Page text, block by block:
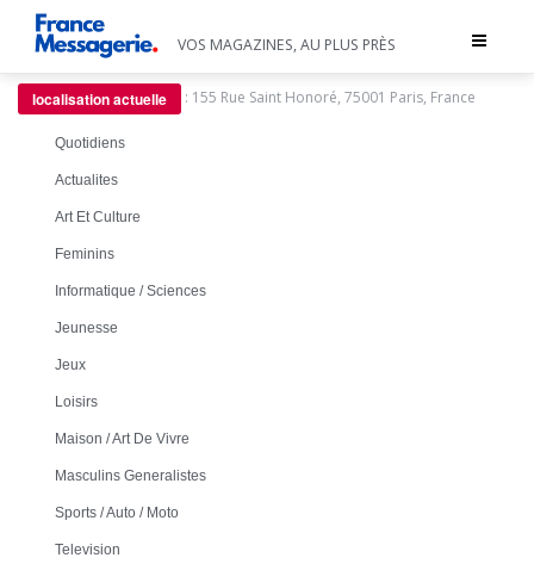
Toggle
VOS MAGAZINES, AU PLUS PRÈS
localisation actuelle : 155 Rue Saint Honoré, 75001 Paris, France
Quotidiens
Actualites
Art Et Culture
Feminins
Informatique / Sciences
Jeunesse
Jeux
Loisirs
Maison / Art De Vivre
Masculins Generalistes
Sports / Auto / Moto
Television